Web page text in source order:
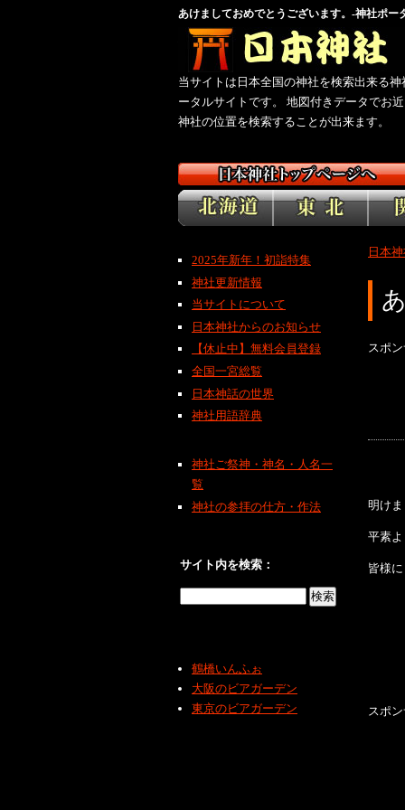
あけましておめでとうございます。-神社ポー
当サイトは日本全国の神社を検索出来る神
ータルサイトです。 地図付きデータでお
神社の位置を検索することが出来ます。
日本
スポ
明け
平素
皆様
スポ
2025年新年！初詣特集
神社更新情報
当サイトについて
日本神社からのお知らせ
【休止中】無料会員登録
全国一宮総覧
日本神話の世界
神社用語辞典
神社ご祭神・神名・人名一
覧
神社の参拝の仕方・作法
サイト内を検索：
鶴橋いんふぉ
大阪のビアガーデン
東京のビアガーデン